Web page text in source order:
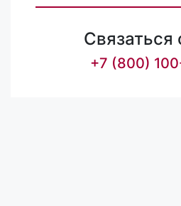
Связаться
+7 (800)